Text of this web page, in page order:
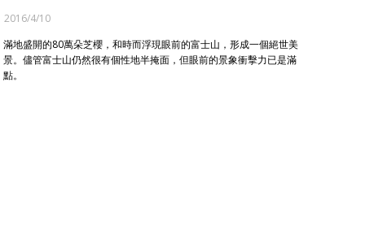
2016/4/10
滿地盛開的80萬朵芝櫻，和時而浮現眼前的富士山，形成一個絕世美
景。儘管富士山仍然很有個性地半掩面，但眼前的景象衝擊力已是滿
點。